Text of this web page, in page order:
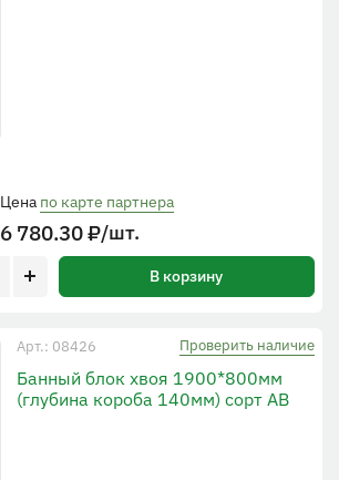
Цена по карте партнера
6 780.30₽/шт.
В корзину
Арт.: 08426 Проверить наличие
Банный блок хвоя 1900*800мм
(глубина короба 140мм) сорт АВ